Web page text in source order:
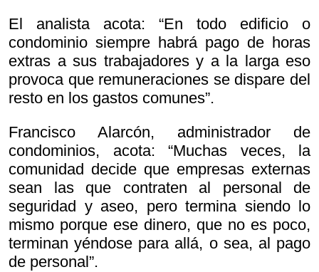
El analista acota: “En todo edificio o
condominio siempre habrá pago de horas
extras a sus trabajadores y a la larga eso
provoca que remuneraciones se dispare del
resto en los gastos comunes”.
Francisco Alarcón, administrador de
condominios, acota: “Muchas veces, la
comunidad decide que empresas externas
sean las que contraten al personal de
seguridad y aseo, pero termina siendo lo
mismo porque ese dinero, que no es poco,
terminan yéndose para allá, o sea, al pago
de personal”.